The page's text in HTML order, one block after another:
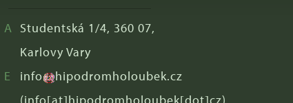
Studentská 1/4, 360 07,
Karlovy Vary
info
hipodromholoubek.cz
(info[at]hipodromholoubek[dot]cz)